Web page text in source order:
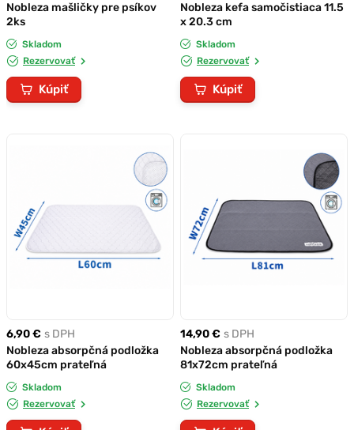
Nobleza mašličky pre psíkov
2ks
Skladom
Rezervovať
Kúpiť
Nobleza kefa samočistiaca 11.5
x 20.3 cm
Skladom
Rezervovať
Kúpiť
6,90 € s DPH
Nobleza absorpčná podložka
60x45cm prateľná
Skladom
Rezervovať
14,90 € s DPH
Nobleza absorpčná podložka
81x72cm prateľná
Skladom
Rezervovať